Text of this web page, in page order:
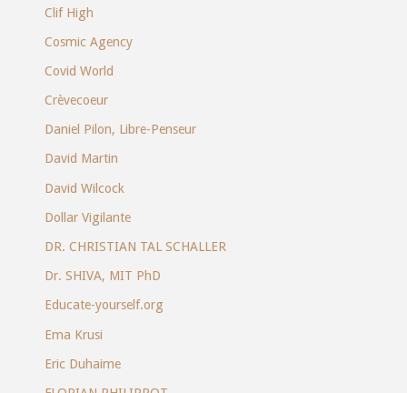
Clif High
Cosmic Agency
Covid World
Crèvecoeur
Daniel Pilon, Libre-Penseur
David Martin
David Wilcock
Dollar Vigilante
DR. CHRISTIAN TAL SCHALLER
Dr. SHIVA, MIT PhD
Educate-yourself.org
Ema Krusi
Eric Duhaime